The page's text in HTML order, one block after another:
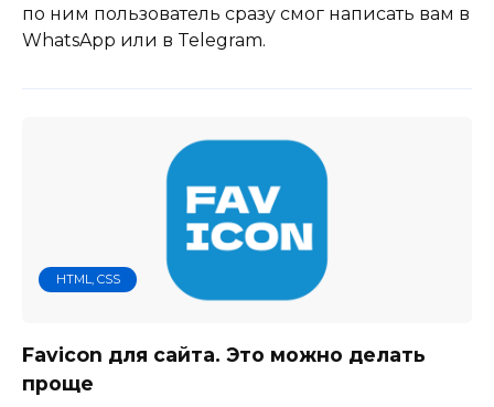
по ним пользователь сразу смог написать вам в
WhatsApp или в Telegram.
HTML, CSS
Favicon для сайта. Это можно делать
проще